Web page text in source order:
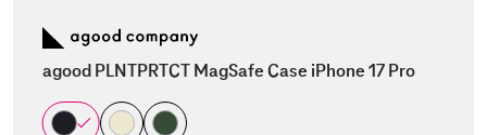
agood PLNTPRTCT MagSafe Case iPhone 17 Pro